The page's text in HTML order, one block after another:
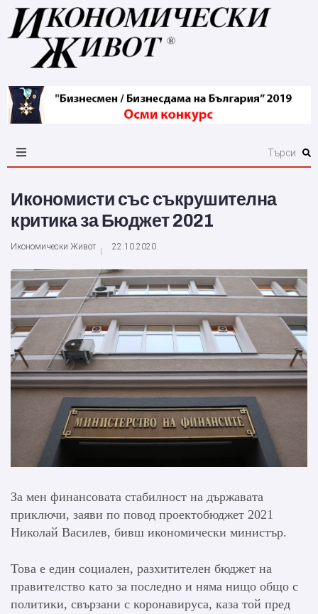
Икономисти със съкрушителна
критика за Бюджет 2021
Икономически Живот 22.10.2020
За мен финансовата стабилност на държавата
приключи, заяви по повод проектобюджет 2021
Николай Василев, бивш икономически министър.
Това е един социален, разхитителен бюджет на
правителство като за последно и няма нищо общо с
политики, свързани с коронавируса, каза той пред